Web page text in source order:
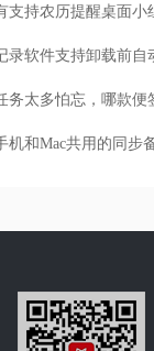
务太多怕忘，哪款便
机和Mac共用的同步